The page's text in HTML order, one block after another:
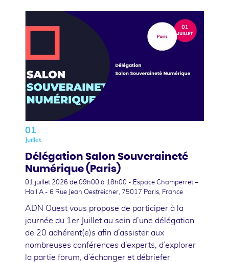
01
Juillet
Délégation Salon Souveraineté
Numérique (Paris)
01 juillet 2026 de 09h00 à 18h00 - Espace Champerret –
Hall A - 6 Rue Jean Oestreicher, 75017 Paris, France
ADN Ouest vous propose de participer à la
journée du 1er Juillet au sein d’une délégation
de 20 adhérent(e)s afin d’assister aux
nombreuses conférences d’experts, d’explorer
la partie forum, d’échanger et débriefer